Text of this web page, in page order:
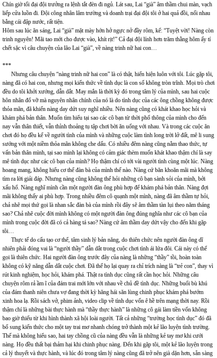
Chín giờ tối đại đội trưởng ra lệnh tắt đèn đi ngủ. Lát sau, Lai “già” âm thầm chui màn, vạch
liếp cửa luồn đi. Đội công nhân lâm trường và doanh trại đại đội tôi ở hai quả đồi, nối nhau
bằng cái đập nước, rất tiện.
Hôm sau lúc ăn sáng, Lai “già” mặt mày hớn hở ngực nở đầy rôm, kể: “Tuyệt vời! Nàng còn
trinh nguyên! Mãi tao mới cho được vào, khít rịt!” Cả đại đội lính hơn trăm thằng hôm ấy tí
chết sặc vì câu chuyện của lão Lai “già”, về nàng trinh nữ hai con…
***
Nhưng câu chuyện “nàng trinh nữ hai con” là có thật, hiển hiện luôn với tôi. Lúc gặp tôi,
nàng đã có hai con, nhưng mọi kiến thức về tình dục là con số không tròn trĩnh. Mọi trò chơi
đều do tôi khởi xướng, dẫn dắt. May mắn là thời kỳ đó trong tâm lý của mình, sau hai cuộc
hôn nhân đổ vỡ mà nguyên nhân chính của nó là do tình dục của các ông chồng không được
thỏa mãn, đã khiến nàng day dứt suy nghĩ nhiều. Nên nàng cũng có khát khao học hỏi và
khám phá bản thân. Muốn tìm hiểu tại sao các cô bạn từ thời phổ thông của mình cho đến
nay vẫn thân thiết, vẫn thỉnh thoảng tụ tập chơi bời ăn uống với nhau. Và trong các cuộc ăn
chơi đó họ đều kể về người tình của mình và những cuộc làm tình long trời lở đất, mê li sung
sướng với một niềm thỏa mãn không che dấu. Có nhiều đêm nàng cũng nằm thao thức, tự
vấn bản thân mình, tại sao mình lại không có cảm giác thèm muốn khát khao thậm chí là say
mê tình dục như các cô bạn của mình? Họ thậm chí có tới vài người tình cùng một lúc. Nàng
hoang mang, không hiểu cơ thể đàn bà của mình thế nào. Nàng cứ băn khoăn mãi mà không
tìm ra lời giải đáp. Nhưng nàng cũng không thể hỏi những cô bạn sành sỏi của mình, bởi
xấu hổ. Nàng nghĩ mình cần một người đàn ông phù hợp để khám phá bản thân. Nàng đợi
mãi không thấy ai phù hợp. Trong nhiều đêm cô quạnh một mình, nàng đã âm thầm tự hỏi,
chả nhẽ mọi thứ gọi là nhan sắc đàn bà của mình rồi đây sẽ âm thầm tàn lụi theo năm tháng
sao? Chả nhẽ cuộc đời mình không có một người đàn ông đúng nghĩa như các cô bạn của
mình trong cuộc đời đã có cả hàng tá sao? Nàng cứ âm thầm day dứt vậy cho đến khi gặp
tôi…
Thực tế do cấu tạo cơ thể, tâm sinh lý bản năng, do thiên chức nên người đàn ông dĩ
nhiên phải đóng vai là “người thầy” dẫn dắt trong cuộc chơi tình ái lứa đôi. Cái này có thể
gọi là thiên chức. Hai người đàn ông trước đây của nàng là những “thầy” tồi, hoàn toàn
không có kỹ năng dẫn dắt cuộc chơi. Đã thế họ lại quay ra chỉ trích nàng là “trẻ con”, thay vì
rút kinh nghiệm, học hỏi, khám phá. Thật ra tình dục cũng rất cần học hỏi. Những câu
chuyện rôm rả ầm ĩ của đám trai mới lớn với nhau về chủ đề tình dục. Những buổi bù khú
của đám thanh niên chưa vợ đang thời kỳ hăng hái săn lùng chinh phục khám phá bướm
xinh hoa lạ. Rồi sách vở, phim ảnh, video clip về tình dục vốn ê hề trên mạng thời nay. Rồi
thậm chí là những bài thực hành mà “thầy thực hành” là những cô gái làm tiền vốn không
bao giờ thiếu từ khi hình thành xã hội loài người. Tất cả những “trường học tình dục” đó đã
bổ sung kiến thức cho một tay trai mơ nhanh chóng trở thành một kẻ lão luyện tình trường.
Thế mà không hiểu sao, hai tay chồng cũ của nàng đều vẫn là những kẻ tay mơ khi cưới
nàng. Họ đều thất bại thảm hại khi chinh phục nàng. Đến khi gặp tôi, một kẻ lão luyện trong
cả lý thuyết và thực hành, và lúc đó trong tâm lý nàng cũng đã trở nên già dặn hơn, sẵn sàng